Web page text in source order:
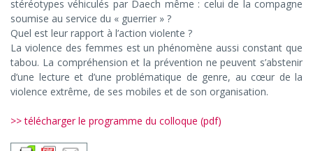
stéréotypes véhiculés par Daech même : celui de la compagne
soumise au service du « guerrier » ?
Quel est leur rapport à l’action violente ?
La violence des femmes est un phénomène aussi constant que
tabou. La compréhension et la prévention ne peuvent s’abstenir
d’une lecture et d’une problématique de genre, au cœur de la
violence extrême, de ses mobiles et de son organisation.
>> télécharger le programme du colloque (pdf)